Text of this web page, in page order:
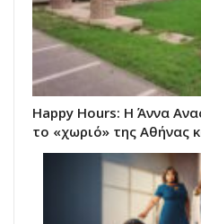
Happy Hours: Η Άννα
το «χωριό» της Αθήνας